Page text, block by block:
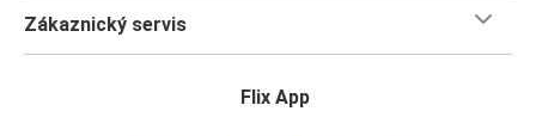
Zákaznický servis
Flix App